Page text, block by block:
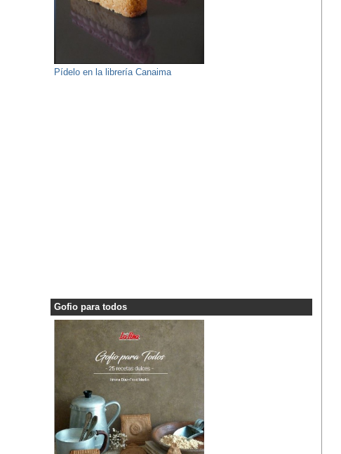
Pídelo en la librería Canaima
Gofio para todos